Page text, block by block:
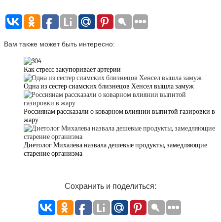
Вам также может быть интересно:
Как стресс закупоривает артерии
Одна из сестер сиамских близнецов Хенсел вышла замуж
Россиянам рассказали о коварном влиянии выпитой газировки в
жару
Диетолог Михалева назвала дешевые продукты, замедляющие
старение организма
Сохранить и поделиться: